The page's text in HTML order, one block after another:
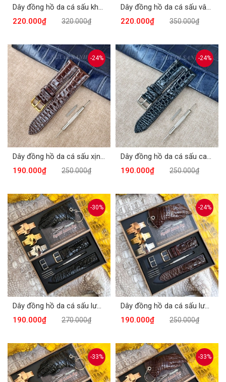
Dây đồng hồ da cá sấu khóa bướm vân hạt màu đen DDH620-D
220.000₫
320.000₫
Dây đồng hồ da cá sấu vân hạt khóa bướm DDH620-N
220.000₫
350.000₫
-24%
Dây đồng hồ da cá sấu xịn màu nâu DDH-615N
190.000₫
250.000₫
-24%
Dây đồng hồ da cá sấu cao cấp màu đen DDH-615D
190.000₫
250.000₫
-30%
Dây đồng hồ da cá sấu lườn tay màu đen DDH609-D
190.000₫
270.000₫
-24%
Dây đồng hồ da cá sấu lườn tay màu nâu DDH-609N
190.000₫
250.000₫
-33% -33%